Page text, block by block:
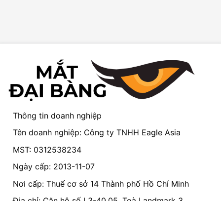
Thông tin doanh nghiệp
Tên doanh nghiệp: Công ty TNHH Eagle Asia
MST: 0312538234
Ngày cấp: 2013-11-07
Nơi cấp: Thuế cơ sở 14 Thành phố Hồ Chí Minh